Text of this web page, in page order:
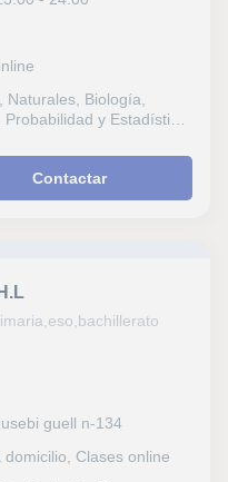
Naturales, Biología,
y Estadística,
Ambientales, Sociales,
y Literatura, Latín
Lengua catalana y
Técnicas de estudio,
y Dirección
Contactar
Sant Boi de Llobregat | calle eusebi guell n-134
Clases online